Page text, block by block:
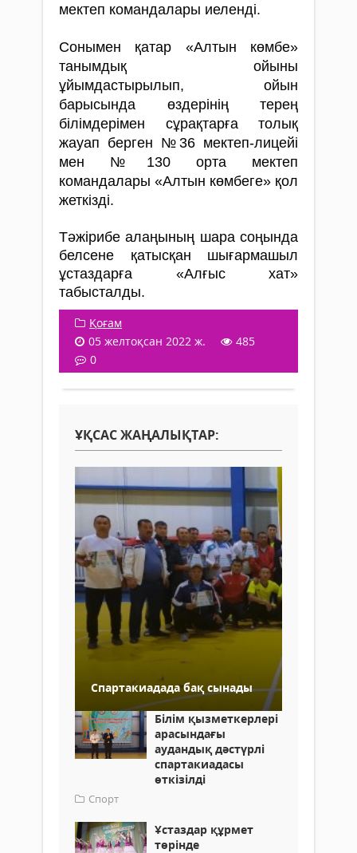
мектеп командалары иеленді.
Сонымен қатар «Алтын көмбе»
танымдық ойыны
ұйымдастырылып, ойын
барысында өздерінің терең
білімдерімен сұрақтарға толық
жауап берген №36 мектеп-лицейі
мен №130 орта мектеп
командалары «Алтын көмбеге» қол
жеткізді.
Тәжірибе алаңының шара соңында
белсене қатысқан шығармашыл
ұстаздарға «Алғыс хат»
табысталды.
Қоғам
05 желтоқсан 2022 ж.
485
0
ҰҚСАС ЖАҢАЛЫҚТАР:
Спартакиадада бақ сынады
Білім қызметкерлері
арасындағы
аудандық дәстүрлі
спартакиадасы
өткізілді
Спорт
Ұстаздар құрмет
төрінде